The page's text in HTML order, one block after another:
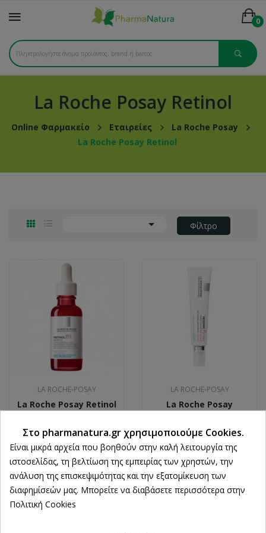
0
La Roche Posay Retinol
Online Φαρμακείο Εταιρείες
La Roche Posay
La Roche Posay Retinol
 Φίλτρο
LA ROCHE-POSAY
La Roche Posay Retinol
B3 Serum Προσώπου
Ρετινόλη 30ml
37,61 €
LA ROCHE-POSAY
La Roche Posay
Redermic Retinol Κρέμα
Προσώπου Για Ρυτίδες
30ml
31,88 €
Στο pharmanatura.gr χρησιμοποιούμε Cookies.
Είναι μικρά αρχεία που βοηθούν στην καλή λειτουργία της
ιστοσελίδας, τη βελτίωση της εμπειρίας των χρηστών, την
ανάλυση της επισκεψιμότητας και την εξατομίκευση των
διαφημίσεών μας. Μπορείτε να διαβάσετε περισσότερα στην
Πολιτική Cookies